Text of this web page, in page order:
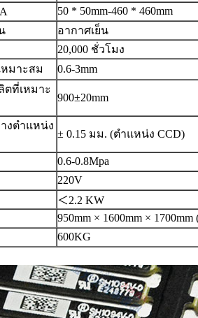
50 * 50mm-460 * 460mm
อากาศเย็น
20,000 ชั่วโมง
มาะสม
0.6-3mm
ตที่เหมาะ
900±20mm
งตำแหน่ง
± 0.15 มม. (ตำแหน่ง CCD)
0.6-0.8Mpa
220V
＜2.2 KW
950mm × 1600mm × 1700mm
600KG